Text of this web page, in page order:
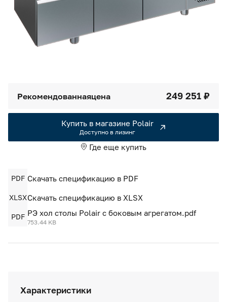
Характеристики
Рекомендованнаяцена 249 251 ₽
Купить в магазине Polair
Доступно в лизинг
Где еще купить
PDF Скачать спецификацию в PDF
XLSXСкачать спецификацию в XLSX
PDF РЭ хол столы Polair с боковым агрегатом.pdf
753.44 KB
Камеры холодильные
Машины холодильные
Решения для Вашего Dark Store
Единый доступ по QR-коду ко всей информации об изделии